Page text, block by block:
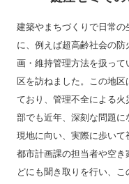
建築やまちづくりで日常
に、例えば超高齢社会の
画・維持管理方法を扱っ
区を訪ねました。この地
ており、管理不全による
部でも近年、深刻な問題
現地に向い、実際に歩い
都市計画課の担当者や空
どにも聞き取りを行い、